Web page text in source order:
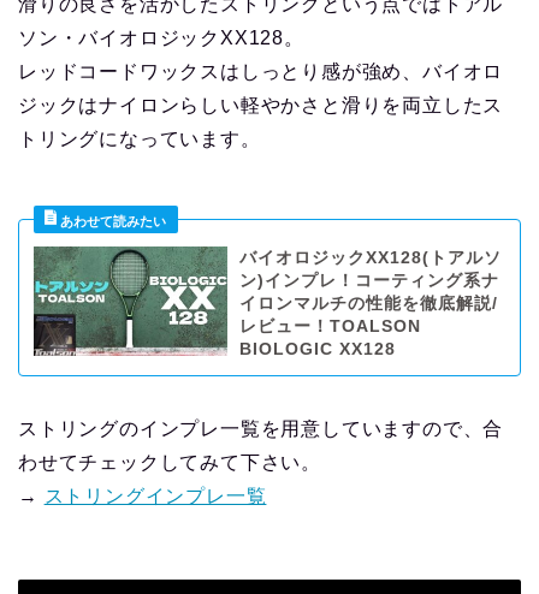
滑りの良さを活かしたストリングという点ではトアル
ソン・バイオロジックXX128。
レッドコードワックスはしっとり感が強め、バイオロ
ジックはナイロンらしい軽やかさと滑りを両立したス
トリングになっています。
バイオロジックXX128(トアルソ
ン)インプレ！コーティング系ナ
イロンマルチの性能を徹底解説/
レビュー！TOALSON
BIOLOGIC XX128
ストリングのインプレ一覧を用意していますので、合
わせてチェックしてみて下さい。
→
ストリングインプレ一覧